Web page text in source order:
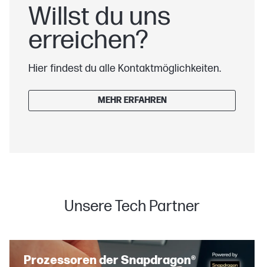
Willst du uns
erreichen?
Hier findest du alle Kontaktmöglichkeiten.
MEHR ERFAHREN
Unsere Tech Partner
Prozessoren der Snapdragon®